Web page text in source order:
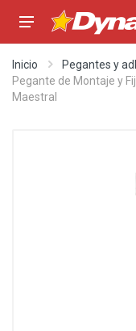
Inicio Pegantes y
Pegante de Montaje y
Maestral